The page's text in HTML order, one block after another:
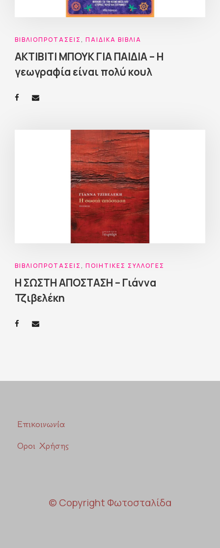
ΒΙΒΛΙΟΠΡΟΤΆΣΕΙΣ, ΠΑΙΔΙΚΆ ΒΙΒΛΊΑ
ΑΚΤΙΒΙΤΙ ΜΠΟΥΚ ΓΙΑ ΠΑΙΔΙΑ – Η
γεωγραφία είναι πολύ κουλ
ΒΙΒΛΙΟΠΡΟΤΆΣΕΙΣ, ΠΟΙΗΤΙΚΈΣ ΣΥΛΛΟΓΈΣ
Η ΣΩΣΤΗ ΑΠΟΣΤΑΣΗ – Γιάννα
Τζιβελέκη
Επικοινωνία
Οροι Χρήσης
© Copyright Φωτοσταλίδα